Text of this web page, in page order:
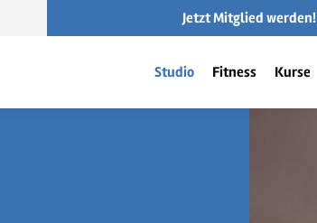
Jetzt Mitglied werden!
Studio Fitness Kurse